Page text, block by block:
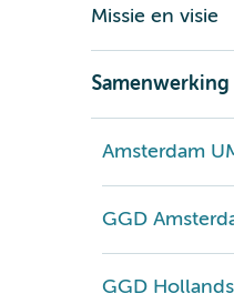
Missie en visie
Samenwerking
Amsterdam
GGD
GGD